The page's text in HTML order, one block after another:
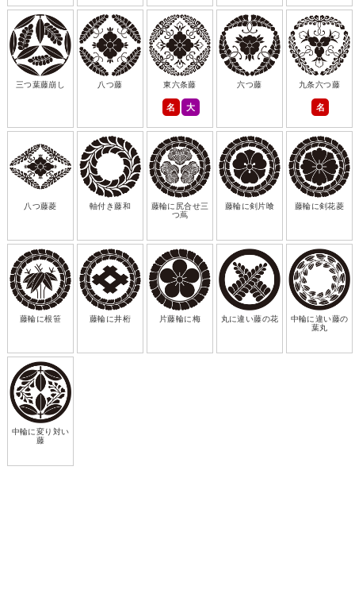
三つ葉藤崩し 八つ藤 東六条藤
名 大
六つ藤 九条六つ藤
名
八つ藤菱 軸付き藤和
藤輪に尻合せ三
つ蔦
藤輪に剣片喰 藤輪に剣花菱
藤輪に根笹 藤輪に井桁 片藤輪に梅 丸に違い藤の花
中輪に違い藤の
葉丸
中輪に変り対い
藤